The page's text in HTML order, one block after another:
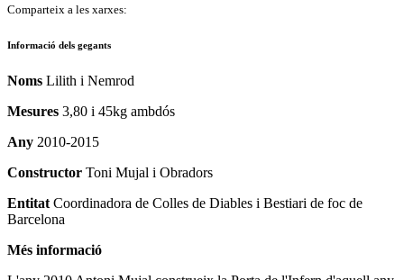
Comparteix a les xarxes:
Informació dels gegants
Noms Lilith i Nemrod
Mesures 3,80 i 45kg ambdós
Any 2010-2015
Constructor Toni Mujal i Obradors
Entitat Coordinadora de Colles de Diables i Bestiari de foc de
Barcelona
Més informació